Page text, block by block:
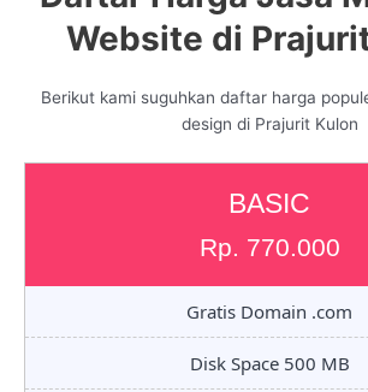
Website di
Berikut kami suguhkan daftar harga
design di Prajurit Kulon
BASIC
Rp. 770.000
Gratis Domain .com
Disk Space 500 MB